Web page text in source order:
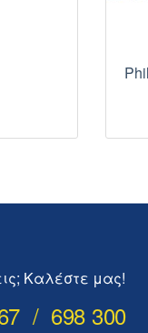
Καλέστε μας!
/ 698 300